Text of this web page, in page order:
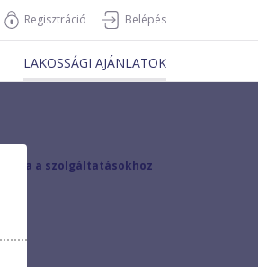
Regisztráció Belépés
LAKOSSÁGI AJÁNLATOK
vissza a szolgáltatásokhoz